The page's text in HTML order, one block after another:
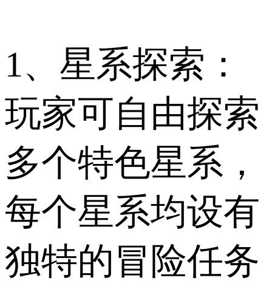
1、星系探索：
玩家可自由探索
多个特色星系，
每个星系均设有
独特的冒险任务